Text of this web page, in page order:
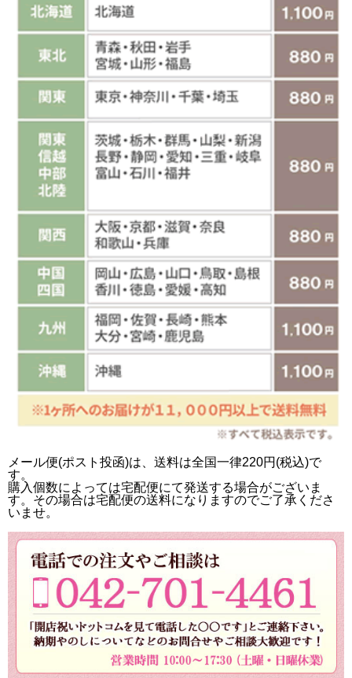
メール便(ポスト投函)は、送料は全国一律220円(税込)で
す。
購入個数によっては宅配便にて発送する場合がございま
す。その場合は宅配便の送料になりますのでご了承くださ
いませ。